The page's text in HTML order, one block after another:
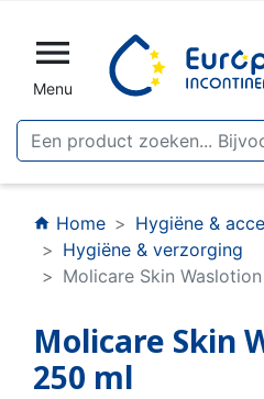

Menu
home Home
Hygiëne &
Hygiëne & verzorging
Molicare Skin
Molicare Skin
250 ml